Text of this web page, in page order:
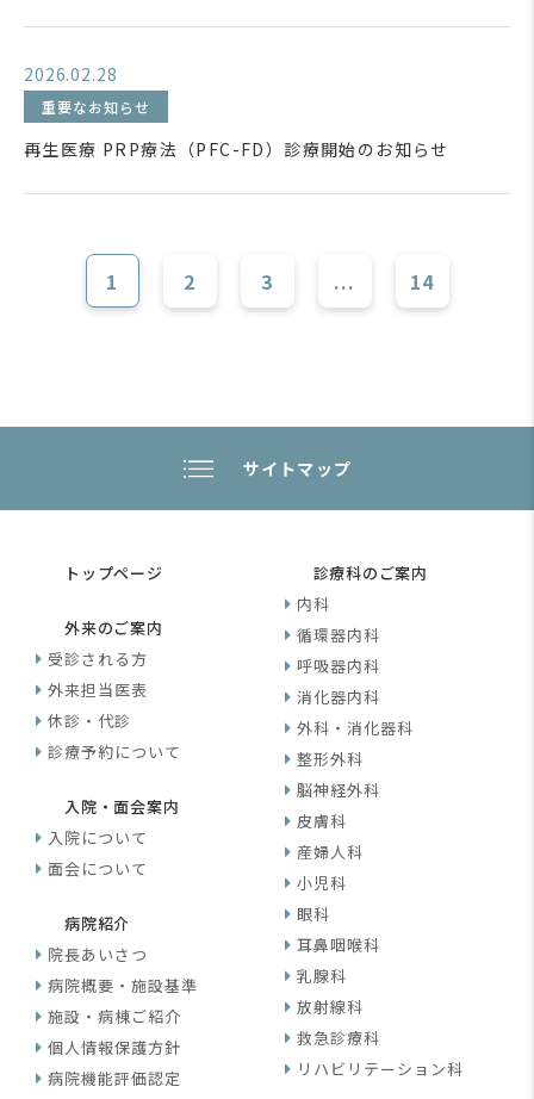
2026.02.28
重要なお知らせ
再生医療 PRP療法（PFC-FD）診療開始のお知らせ
1 2 3 ... 14
サイトマップ
トップページ
外来のご案内
受診される方
外来担当医表
休診・代診
診療予約について
入院・面会案内
入院について
面会について
病院紹介
院長あいさつ
病院概要・施設基準
施設・病棟ご紹介
個人情報保護方針
病院機能評価認定
診療科のご案内
内科
循環器内科
呼吸器内科
消化器内科
外科・消化器科
整形外科
脳神経外科
皮膚科
産婦人科
小児科
眼科
耳鼻咽喉科
乳腺科
放射線科
救急診療科
リハビリテーション科